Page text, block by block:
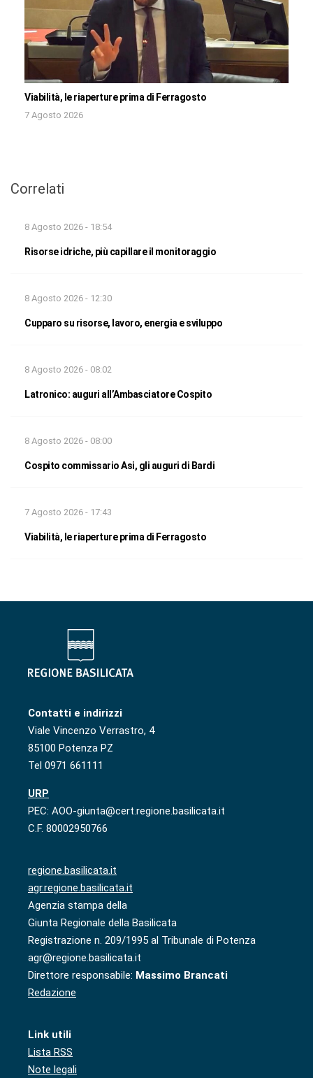
Viabilità, le riaperture prima di Ferragosto
7 Agosto 2026
Correlati
8 Agosto 2026 - 18:54
Risorse idriche, più capillare il monitoraggio
8 Agosto 2026 - 12:30
Cupparo su risorse, lavoro, energia e sviluppo
8 Agosto 2026 - 08:02
Latronico: auguri all’Ambasciatore Cospito
8 Agosto 2026 - 08:00
Cospito commissario Asi, gli auguri di Bardi
7 Agosto 2026 - 17:43
Viabilità, le riaperture prima di Ferragosto
Contatti e indirizzi
Viale Vincenzo Verrastro, 4
85100 Potenza PZ
Tel 0971 661111
URP
PEC: AOO-giunta@cert.regione.basilicata.it
C.F. 80002950766
regione.basilicata.it
agr.regione.basilicata.it
Agenzia stampa della
Giunta Regionale della Basilicata
Registrazione n. 209/1995 al Tribunale di Potenza
agr@regione.basilicata.it
Direttore responsabile: Massimo Brancati
Redazione
Link utili
Lista RSS
Note legali